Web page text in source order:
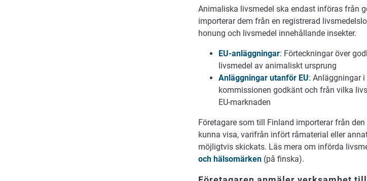
Animaliska livsmedel ska endast införas från
importerar dem från en registrerad
honung och livsmedel innehållande insekter.
EU-anläggningar: Förteckningar över
livsmedel av animaliskt ursprung
Anläggningar utanför EU: Anläggningar
kommissionen godkänt och från vilka
EU-marknaden
Företagare som till Finland importerar från
kunna visa, varifrån infört råmaterial eller
möjligtvis skickats. Läs mera om införda
och hälsomärken (på finska).